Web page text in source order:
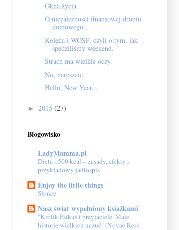
Okna życia.
O niezależności finansowej drobiu
domowego.
Kolęda i WOŚP, czyli o tym, jak
spędziliśmy weekend.
Strach ma wielkie oczy.
No, nareszcie !
Hello, New Year...
► 2015 (27)
Blogowisko
LadyMamma.pl
Dieta 1500 kcal – zasady, efekty i
przykładowy jadłospis
Enjoy the little things
Słońce
Nasz świat wypełniony ksiażkami
"Królik Psikus i przyjaciele. Małe
historie wielkich uczuć" (Novae Res)